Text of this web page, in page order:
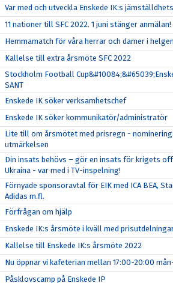
Var med och utveckla Enskede IK:s
11 nationer till SFC 2022. 1 juni stänger anmälan!
Hemmamatch för våra herrar och damer i helgen
Kallelse till extra årsmöte SFC 2022
Stockholm Football
SANT
Enskede IK söker verksamhetschef
Enskede IK söker kommunikatör/administratör
Lite till om årsmötet med prisregn -
utmärkelsen
Din insats behövs – gör en insats för krigets
Ukraina - var med i TV-inspelning!
Förnyade sponsoravtal för EIK med ICA BEA,
Adidas m.fl.
Förfrågan om hjälp
Enskede IK:s årsmöte i kväll med
Kallelse till Enskede IK:s årsmöte 2022
Nu öppnar vi kafeterian mellan 17:00-20:00
Påsklovscamp på Enskede IP